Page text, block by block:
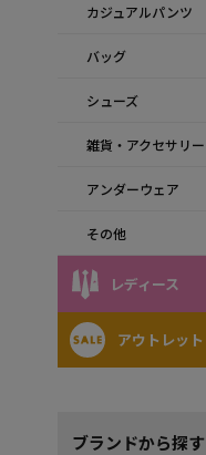
カジュアルパンツ
バッグ
シューズ
雑貨・アクセサリー
アンダーウェア
その他
レディース
アウトレット
ブランドから探す